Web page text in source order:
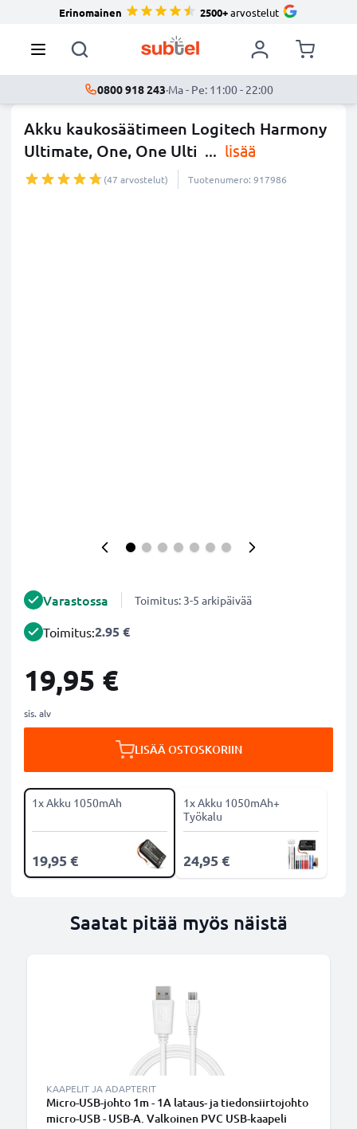
Erinomainen 2500+arvostelut
0800 918 243·Ma - Pe: 11:00 - 22:00
Akku kaukosäätimeen Logitech Harmony
Ultimate, One, One Ulti ... lisää
(47 arvostelut) Tuotenumero: 917986
Varastossa Toimitus: 3-5 arkipäivää
Toimitus:2.95 €
19,95 €
sis. alv
LISÄÄ OSTOSKORIIN
1x Akku 1050mAh
19,95 €
1x Akku 1050mAh+
Työkalu
24,95 €
Saatat pitää myös näistä
KAAPELIT JA ADAPTERIT
Micro-USB-johto 1m - 1A lataus- ja tiedonsiirtojohto
micro-USB - USB-A. Valkoinen PVC USB-kaapeli